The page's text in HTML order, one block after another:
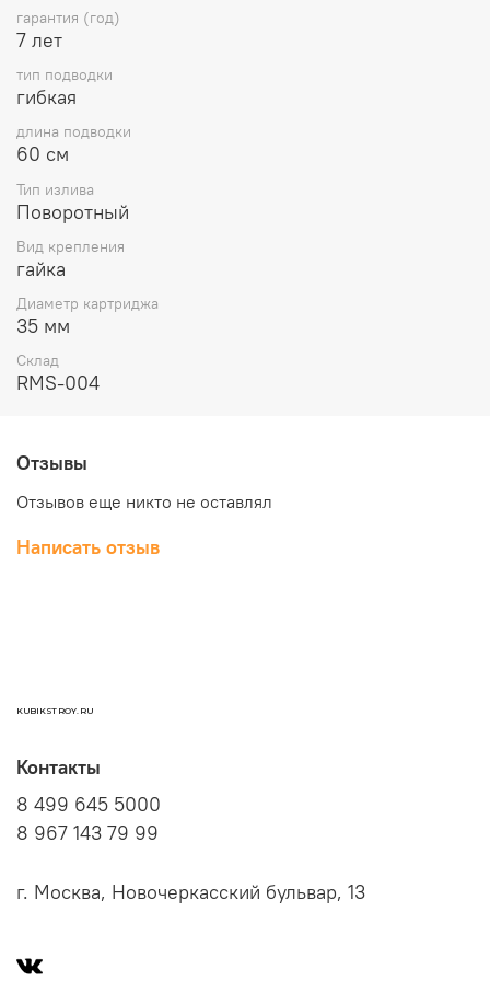
гарантия (год)
7 лет
тип подводки
гибкая
длина подводки
60 см
Тип излива
Поворотный
Вид крепления
гайка
Диаметр картриджа
35 мм
Склад
RMS-004
Отзывы
Отзывов еще никто не оставлял
Написать отзыв
KUBIKSTROY.RU
Контакты
8 499 645 5000
8 967 143 79 99
г. Москва, Новочеркасский бульвар, 13